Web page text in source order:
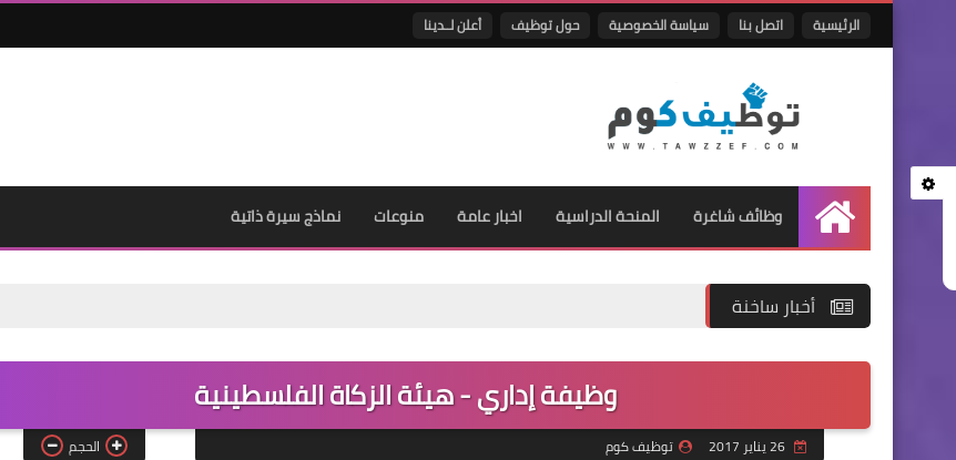
الرئيسية اتصل بنا سياسة الخصوصية حول توظيف أعلن لــدينا
الرئيسية
وظائف شاغرة المنحة الدراسية اخبار عامة منوعات نماذج سيرة ذاتية
أخبار ساخنة
وظيفة إداري - هيئة الزكاة الفلسطينية
توظيف كوم الحجم